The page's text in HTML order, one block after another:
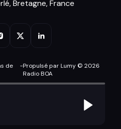
Bretagne, France
de
-Propulsé par Lumy © 2026
Radio BOA